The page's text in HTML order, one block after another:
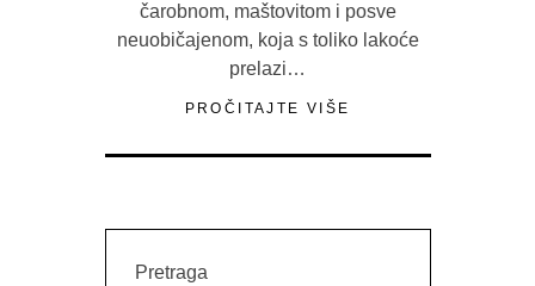
čarobnom, maštovitom i posve
neuobičajenom, koja s toliko lakoće
prelazi…
PROČITAJTE VIŠE
Pretraga